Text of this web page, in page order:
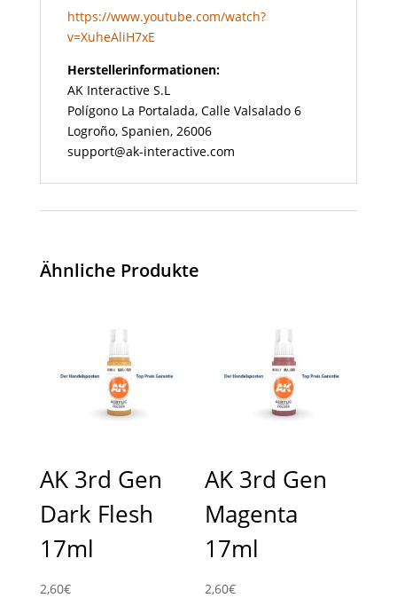
https://www.youtube.com/watch?
v=XuheAliH7xE
Herstellerinformationen:
AK Interactive S.L
Polígono La Portalada, Calle Valsalado 6
Logroño, Spanien, 26006
support@ak-interactive.com
Ähnliche Produkte
AK 3rd Gen
Dark Flesh
17ml
2,60€
AK 3rd Gen
Magenta
17ml
2,60€